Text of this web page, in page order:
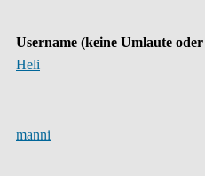
Username (keine Umlaute
Heli
manni